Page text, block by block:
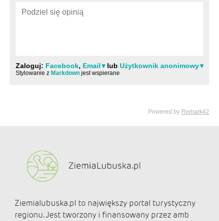
Ziemialubuska.pl to największy portal turystyczny
regionu. Jest tworzony i finansowany przez amb